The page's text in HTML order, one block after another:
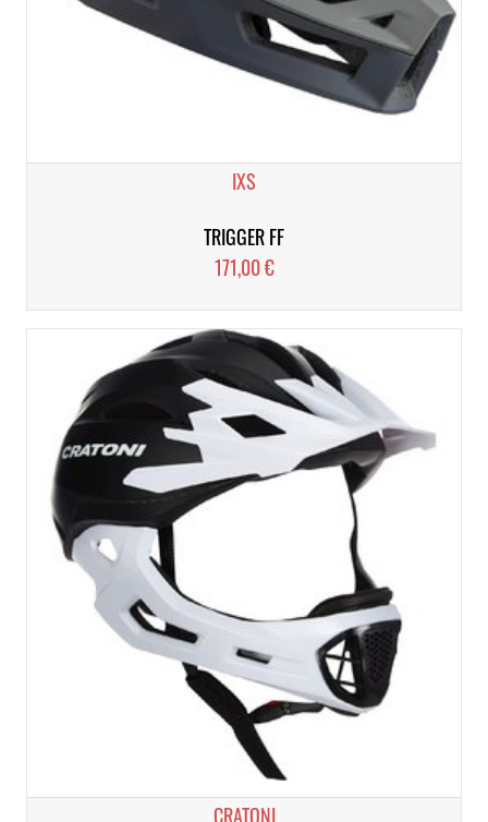
IXS
TRIGGER FF
171,00 €
CRATONI